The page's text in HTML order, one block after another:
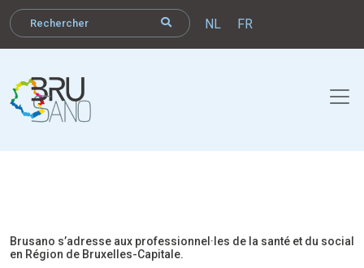
NL FR
Brusano s’adresse aux professionnel·les de la santé et du social
en Région de Bruxelles-Capitale.